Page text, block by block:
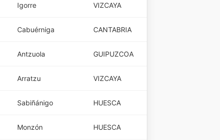
Igorre VIZCAYA
Cabuérniga CANTABRIA
Antzuola GUIPUZCOA
Arratzu VIZCAYA
Sabiñánigo HUESCA
Monzón HUESCA